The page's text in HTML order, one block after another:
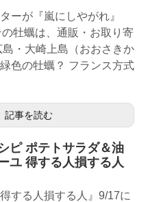
ーが『嵐にしやがれ』
牡蠣は、通販・お取り寄
・大崎上島（おおさきか
色の牡蠣？ フランス方式
記事を読む
ピ ポテトサラダ＆油
ユ 得する人損する人
する人損する人』9/17に